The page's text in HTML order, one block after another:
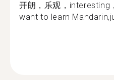
开朗，乐观，
want to learn